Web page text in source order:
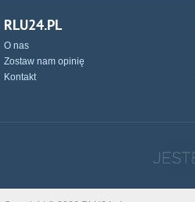
RLU24.PL
O nas
Zostaw nam opinię
Kontakt